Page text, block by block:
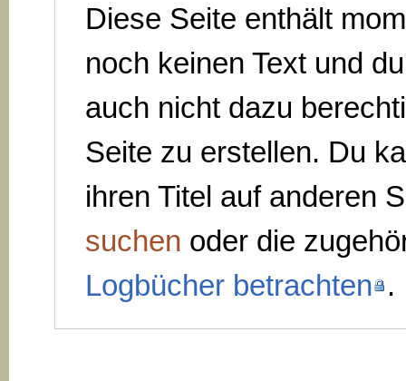
Diese Seite enthält
noch keinen Text und
auch nicht dazu
Seite zu erstellen. Du
ihren Titel auf anderen
suchen oder die
Logbücher betrachten .